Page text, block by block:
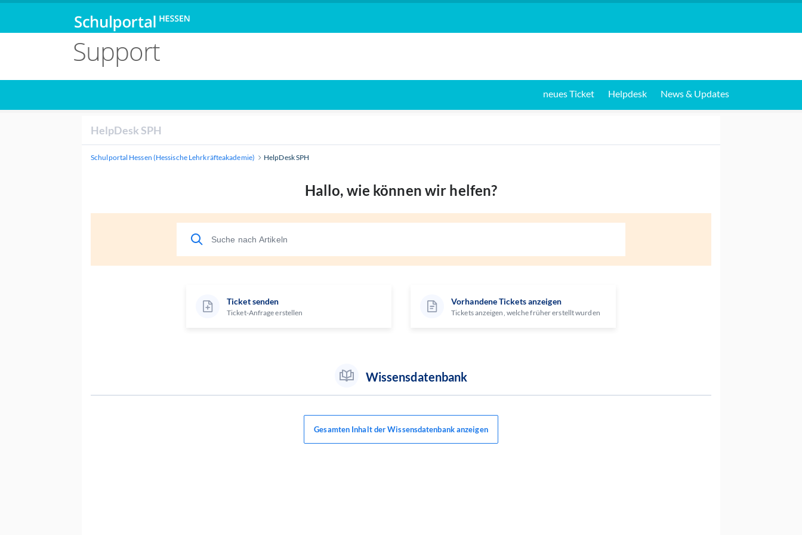
Support
neues Ticket Helpdesk News & Updates
HelpDesk SPH
Schulportal Hessen (Hessische Lehrkräfteakademie) HelpDesk SPH
Hallo, wie können wir helfen?
Ticket senden
Ticket-Anfrage erstellen
Vorhandene Tickets anzeigen
Tickets anzeigen, welche früher erstellt wurden
Wissensdatenbank
Gesamten Inhalt der Wissensdatenbank anzeigen